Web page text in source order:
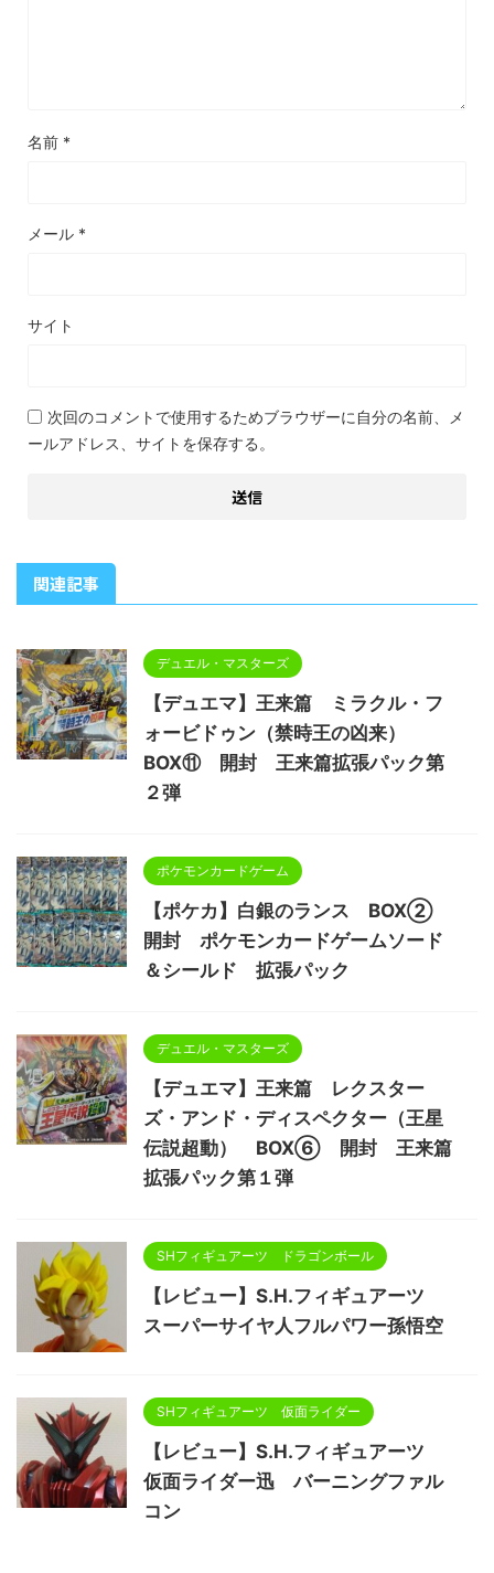
名前 *
メール *
サイト
次回のコメントで使用するためブラウザーに自分の名前、メ
ールアドレス、サイトを保存する。
関連記事
デュエル・マスターズ
【デュエマ】王来篇 ミラクル・フ
ォービドゥン（禁時王の凶来）
BOX⑪ 開封 王来篇拡張パック第
２弾
ポケモンカードゲーム
【ポケカ】白銀のランス BOX②
開封 ポケモンカードゲームソード
＆シールド 拡張パック
デュエル・マスターズ
【デュエマ】王来篇 レクスター
ズ・アンド・ディスペクター（王星
伝説超動） BOX⑥ 開封 王来篇
拡張パック第１弾
SHフィギュアーツ ドラゴンボール
【レビュー】S.H.フィギュアーツ
スーパーサイヤ人フルパワー孫悟空
SHフィギュアーツ 仮面ライダー
【レビュー】S.H.フィギュアーツ
仮面ライダー迅 バーニングファル
コン